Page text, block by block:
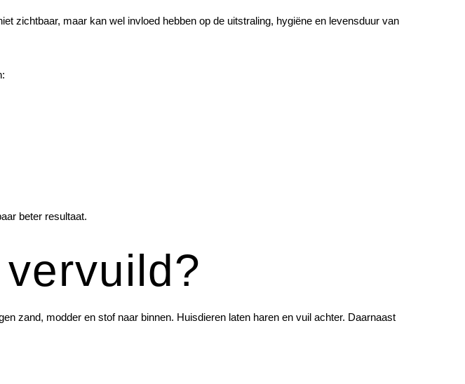
zichtbaar, maar kan wel invloed hebben op de uitstraling, hygiëne en levensduur van
beter resultaat.
zand, modder en stof naar binnen. Huisdieren laten haren en vuil achter. Daarnaast